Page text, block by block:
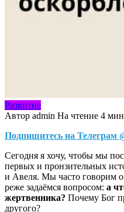
Развитие
Автор admin На чтение 4 мин
Подпишитесь на Телеграм
Сегодня я хочу, чтобы мы
первых и пронзительных
и Авеля. Мы часто говорим о
реже задаёмся вопросом: а
жертвенника? Почему Бог
другого?